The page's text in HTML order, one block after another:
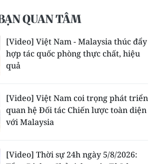
núi phía Bắc
Hồng
QUAN TÂM
[Video] Việt Nam - Malaysia thúc đẩy
hợp tác quốc phòng thực chất, hiệu
quả
[Video] Việt Nam coi trọng phát triển
quan hệ Đối tác Chiến lược toàn diện
với Malaysia
[Video] Thời sự 24h ngày 5/8/2026: